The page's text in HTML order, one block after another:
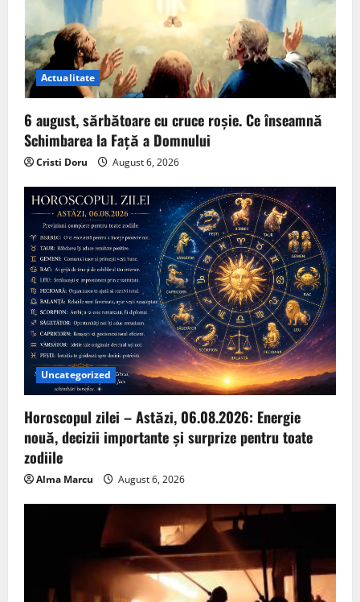
Actualitate
6 august, sărbătoare cu cruce roșie. Ce înseamnă
Schimbarea la Față a Domnului
Cristi Doru August 6, 2026
Uncategorized
Horoscopul zilei – Astăzi, 06.08.2026: Energie
nouă, decizii importante și surprize pentru toate
zodiile
Alma Marcu August 6, 2026